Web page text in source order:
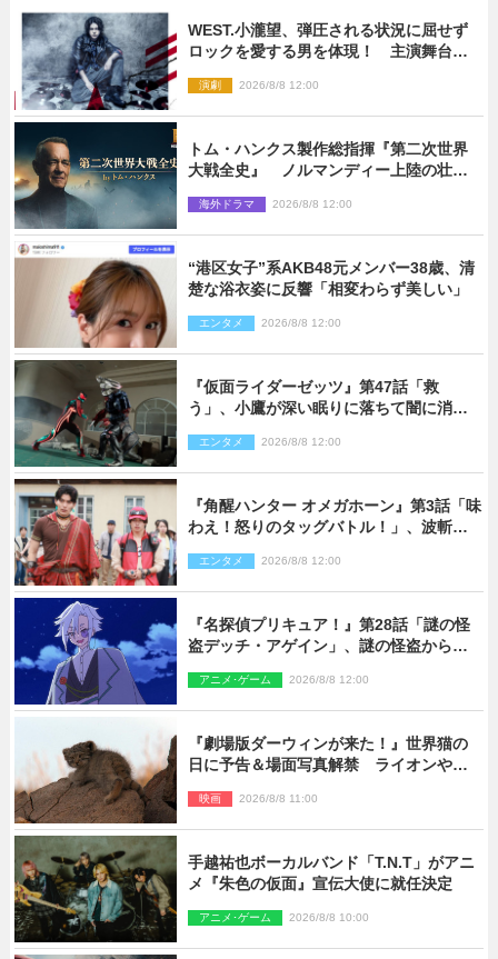
WEST.小瀧望、弾圧される状況に屈せず
ロックを愛する男を体現！ 主演舞台
演劇 2026/8/8 12:00
トム・ハンクス製作総指揮『第二次世界
大戦全史』 ノルマンディー上陸の壮絶
海外ドラマ 2026/8/8 12:00
“港区女子”系AKB48元メンバー38歳、清
楚な浴衣姿に反響「相変わらず美しい」
エンタメ 2026/8/8 12:00
『仮面ライダーゼッツ』第47話「救
う」、小鷹が深い眠りに落ちて闇に消え
エンタメ 2026/8/8 12:00
『角醒ハンター オメガホーン』第3話「味
わえ！怒りのタッグバトル！」、波斬の
エンタメ 2026/8/8 12:00
『名探偵プリキュア！』第28話「謎の怪
盗デッチ・アゲイン」、謎の怪盗から不
アニメ･ゲーム 2026/8/8 12:00
『劇場版ダーウィンが来た！』世界猫の
日に予告＆場面写真解禁 ライオンやマ
映画 2026/8/8 11:00
手越祐也ボーカルバンド「T.N.T」がアニ
メ『朱色の仮面』宣伝大使に就任決定
アニメ･ゲーム 2026/8/8 10:00